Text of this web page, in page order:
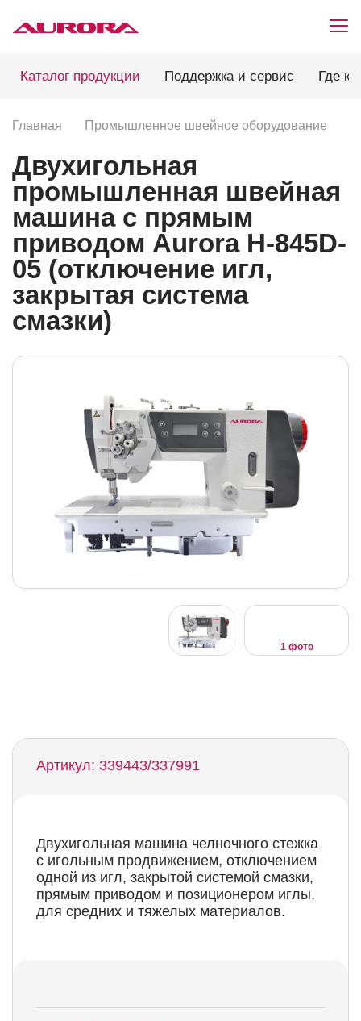
Каталог продукции Поддержка и сервис Где
Главная Промышленное швейное оборудование
Двухигольная
промышленная швейная
машина с прямым
приводом Aurora H-845D-
05 (отключение игл,
закрытая система
смазки)
1 фото
Артикул: 339443/337991
Двухигольная машина челночного стежка
с игольным продвижением, отключением
одной из игл, закрытой системой смазки,
прямым приводом и позиционером иглы,
для средних и тяжелых материалов.